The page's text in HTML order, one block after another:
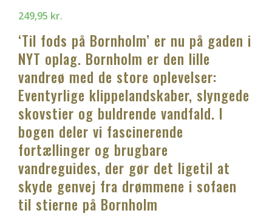
249,95 kr.
‘Til fods på Bornholm’ er nu på gaden i
NYT oplag. Bornholm er den lille
vandreø med de store oplevelser:
Eventyrlige klippelandskaber, slyngede
skovstier og buldrende vandfald. I
bogen deler vi fascinerende
fortællinger og brugbare
vandreguides, der gør det ligetil at
skyde genvej fra drømmene i sofaen
til stierne på Bornholm